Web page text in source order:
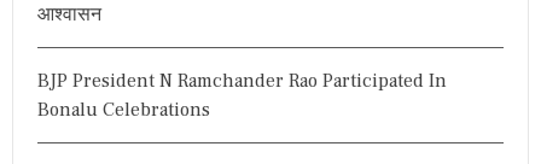
आश्वासन
BJP President N Ramchander Rao Participated In
Bonalu Celebrations